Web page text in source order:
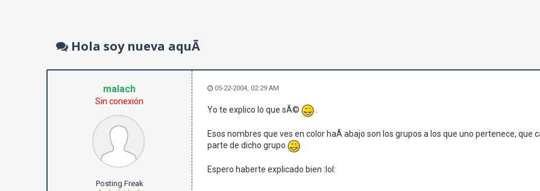
Hola soy nueva aquÃ­
malach
Sin conexión
Posting Freak
05-22-2004, 02:29 AM
Yo te explico lo que sÃ© .
Esos nombres que ves en color haÃ­ abajo son los grupos a los que uno pertenece,
parte de dicho grupo
Espero haberte explicado bien :lol: